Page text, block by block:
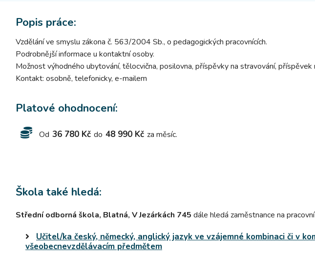
Popis práce:
Vzdělání ve smyslu zákona č. 563/2004 Sb., o pedagogických pracovnících.
Podrobnější informace u kontaktní osoby.
Možnost výhodného ubytování, tělocvična, posilovna, příspěvky na stravování, příspěvek
Kontakt: osobně, telefonicky, e-mailem
Platové ohodnocení:
Od 36 780 Kč do 48 990 Kč za měsíc.
Škola také hledá:
Střední odborná škola, Blatná, V Jezárkách 745 dále hledá zaměstnance na
Učitel/ka český, německý, anglický jazyk ve vzájemné kombinaci či v
všeobecnevzdělávacím předmětem